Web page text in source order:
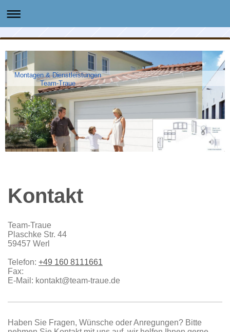
Montagen & Dienstleistungen
Team-Traue
Kontakt
Team-Traue
Plaschke Str. 44
59457 Werl
Telefon: +49 160 8111661
Fax:
E-Mail: kontakt@team-traue.de
Haben Sie Fragen, Wünsche oder Anregungen? Bitte